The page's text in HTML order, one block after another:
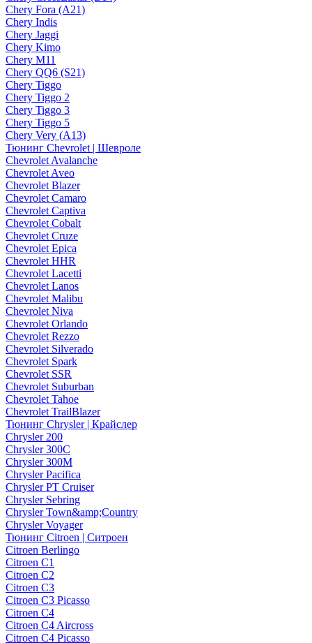
Chery Fora (A21)
Chery Indis
Chery Jaggi
Chery Kimo
Chery M11
Chery QQ6 (S21)
Chery Tiggo
Chery Tiggo 2
Chery Tiggo 3
Chery Tiggo 5
Chery Very (A13)
Тюнинг Chevrolet | Шевроле
Chevrolet Avalanche
Chevrolet Aveo
Chevrolet Blazer
Chevrolet Camaro
Chevrolet Captiva
Chevrolet Cobalt
Chevrolet Cruze
Chevrolet Epica
Chevrolet HHR
Chevrolet Lacetti
Chevrolet Lanos
Chevrolet Malibu
Chevrolet Niva
Chevrolet Orlando
Chevrolet Rezzo
Chevrolet Silverado
Chevrolet Spark
Chevrolet SSR
Chevrolet Suburban
Chevrolet Tahoe
Chevrolet TrailBlazer
Тюнинг Chrysler | Крайслер
Chrysler 200
Chrysler 300C
Chrysler 300M
Chrysler Pacifica
Chrysler PT Cruiser
Chrysler Sebring
Chrysler Town&amp;Country
Chrysler Voyager
Тюнинг Citroen | Ситроен
Citroen Berlingo
Citroen C1
Citroen C2
Citroen C3
Citroen C3 Picasso
Citroen C4
Citroen C4 Aircross
Citroen C4 Picasso